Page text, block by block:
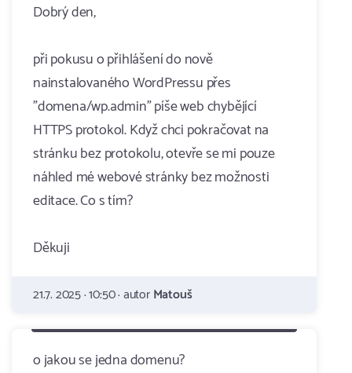
Dobrý den,
při pokusu o přihlášení do nově
nainstalovaného WordPressu přes
"domena/wp.admin" píše web chybějící
HTTPS protokol. Když chci pokračovat na
stránku bez protokolu, otevře se mi pouze
náhled mé webové stránky bez možnosti
editace. Co s tím?
Děkuji
21.7. 2025 · 10:50 · autorMatouš
o jakou se jedna domenu?